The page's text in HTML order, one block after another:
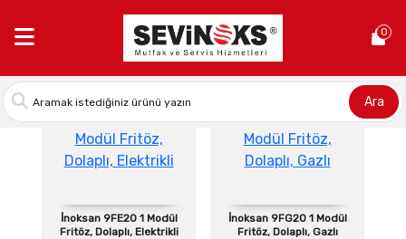
0
Ara
İnoksan 9FE20 1 Modül
Fritöz, Dolaplı, Elektrikli
İnoksan 9FG20 1 Modül
Fritöz, Dolaplı, Gazlı